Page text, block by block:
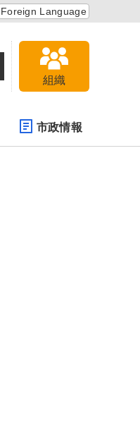
Foreign Language
組織
市政情報